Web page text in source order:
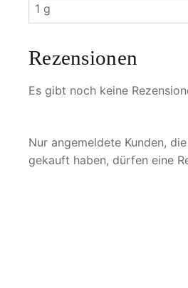
1 g
Rezensionen
Es gibt noch keine
Nur angemeldete Kunden,
gekauft haben, dürfen eine